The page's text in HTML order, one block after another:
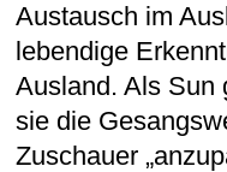
Austausch im
lebendige
Ausland. Als Sun
sie die
Zuschauer